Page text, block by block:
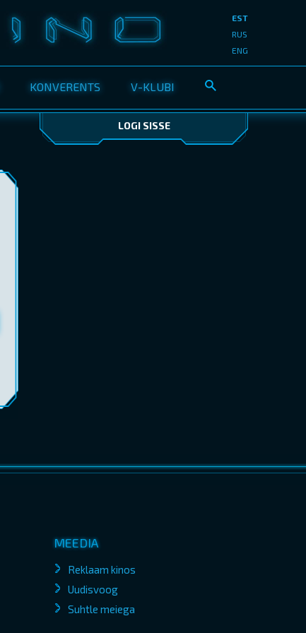
KONVERENTS V-KLUBI
EST
RUS
ENG
LOGI SISSE
MEEDIA
Reklaam kinos
Uudisvoog
Suhtle meiega